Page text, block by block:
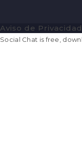
Aviso de Privacidad
Social Chat is free,